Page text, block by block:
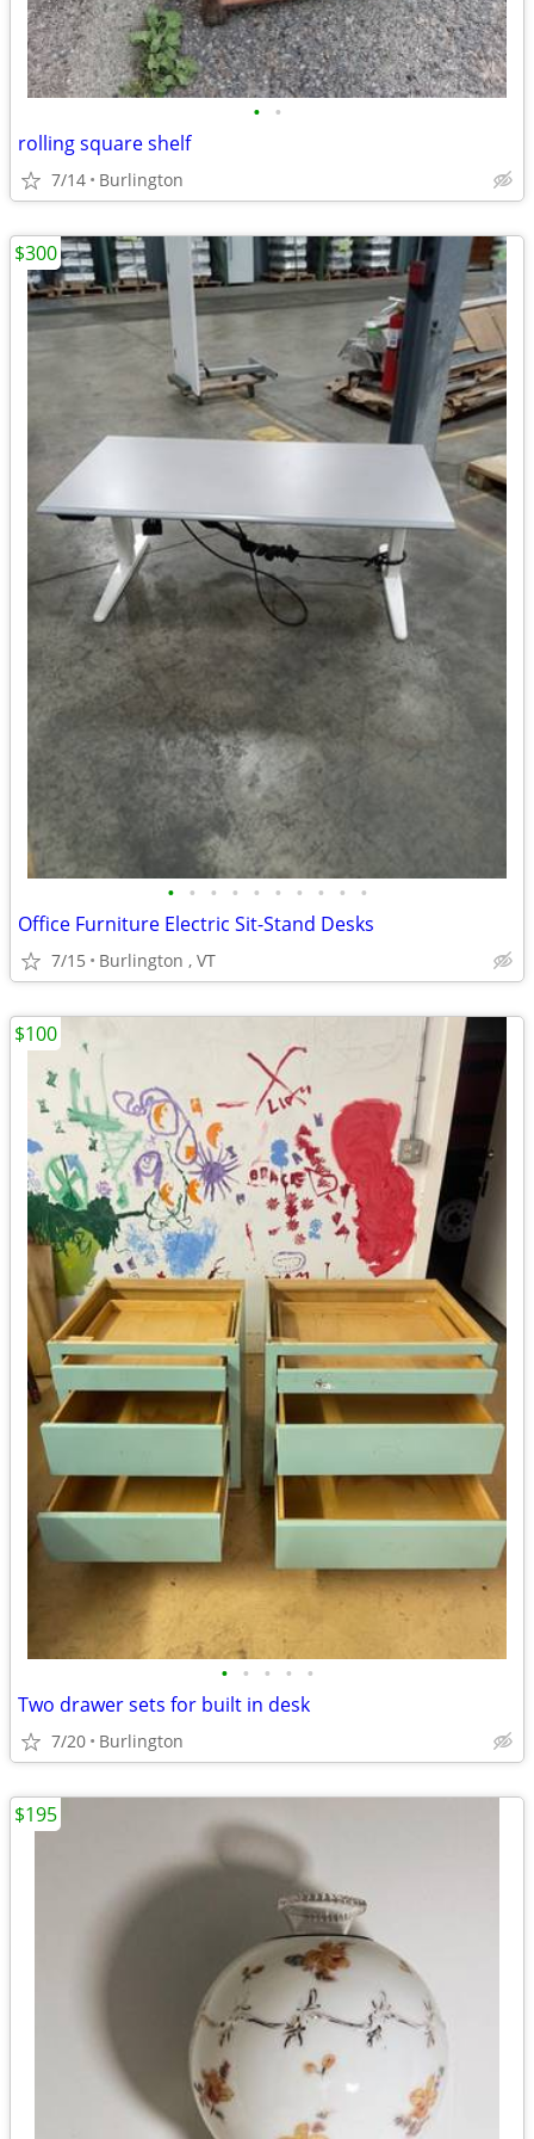
• •
rolling square shelf
7/14 Burlington
• • • • • • • • • •
Office Furniture Electric Sit-Stand Desks
7/15 Burlington , VT
$300
• • • • •
Two drawer sets for built in desk
7/20 Burlington
$100
$195